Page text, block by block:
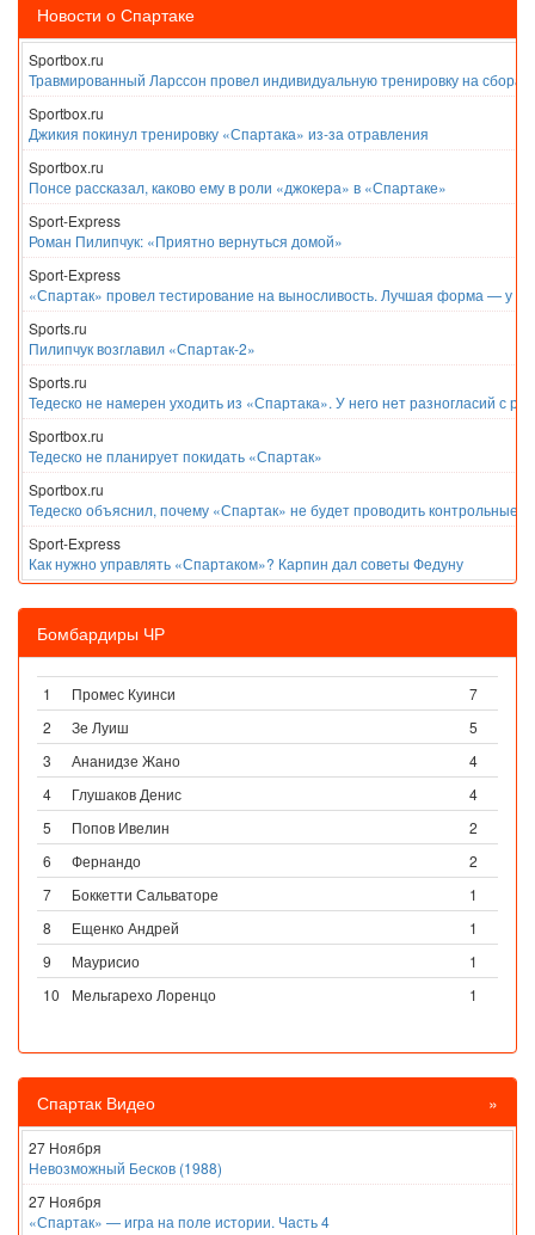
Новости о Спартаке
Sportbox.ru
Травмированный Ларссон провел индивидуальную тренировку на
Sportbox.ru
Джикия покинул тренировку «Спартака» из-за отравления
Sportbox.ru
Понсе рассказал, каково ему в роли «джокера» в «Спартаке»
Sport-Express
Роман Пилипчук: «Приятно вернуться домой»
Sport-Express
«Спартак» провел тестирование на выносливость. Лучшая форма — у
Sports.ru
Пилипчук возглавил «Спартак-2»
Sports.ru
Тедеско не намерен уходить из «Спартака». У него нет разногласий с
Sportbox.ru
Тедеско не планирует покидать «Спартак»
Sportbox.ru
Тедеско объяснил, почему «Спартак» не будет проводить контрольные
Sport-Express
Как нужно управлять «Спартаком»? Карпин дал советы Федуну
Бомбардиры ЧР
1 Промес Куинси
7
2
Зе Луиш
5
3
Ананидзе Жано
4
4
Глушаков Денис
4
5
Попов Ивелин
2
6
Фернандо
2
7
Боккетти Сальваторе
1
8
Ещенко Андрей
1
9
Маурисио
1
10
Мельгарехо Лоренцо 1
Спартак Видео »
27 Ноября
Невозможный Бесков (1988)
27 Ноября
«Спартак» — игра на поле истории. Часть 4